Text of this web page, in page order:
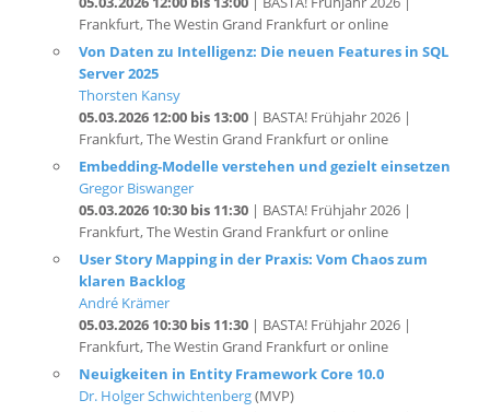
Von Daten zu Intelligenz: Die neuen Features in SQL
Server 2025
Thorsten Kansy
05.03.2026 12:00 bis 13:00
Frankfurt, The Westin Grand Frankfurt or online
Embedding-Modelle verstehen und gezielt einsetzen
Gregor Biswanger
05.03.2026 10:30 bis 11:30| BASTA! Frühjahr 2026 |
Frankfurt, The Westin Grand Frankfurt or online
User Story Mapping in der Praxis: Vom Chaos zum
klaren Backlog
André Krämer
05.03.2026 10:30 bis 11:30
Frankfurt, The Westin Grand Frankfurt or online
Neuigkeiten in Entity Framework Core 10.0
Dr. Holger Schwichtenberg(MVP)
05.03.2026 09:00 bis 10:00| BASTA! Frühjahr 2026 |
Frankfurt, The Westin Grand Frankfurt or online